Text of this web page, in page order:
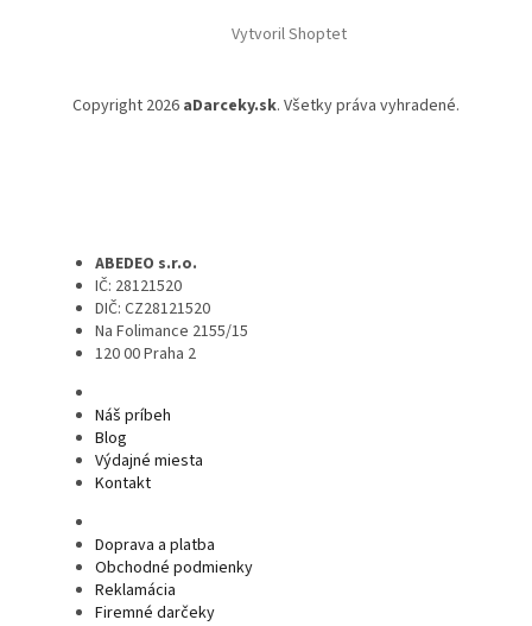
Vytvoril Shoptet
Copyright 2026 aDarceky.sk. Všetky práva vyhradené.
ABEDEO s.r.o.
IČ: 28121520
DIČ: CZ28121520
Na Folimance 2155/15
120 00 Praha 2
Náš príbeh
Blog
Výdajné miesta
Kontakt
Doprava a platba
Obchodné podmienky
Reklamácia
Firemné darčeky